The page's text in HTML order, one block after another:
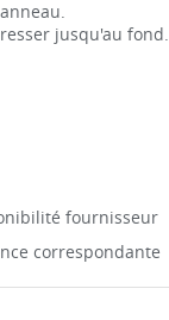
jusqu'au fond.
fournisseur
correspondante